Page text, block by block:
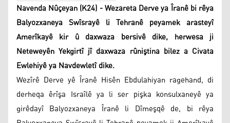
Navenda Nûçeyan (K24) - Wezareta Derve ya Îranê bi rêya
Balyozxaneya Swîsrayê li Tehranê peyamek arasteyî
Amerîkayê kir û daxwaza bersivê dike, herwesa ji
Neteweyên Yekgirtî jî daxwaza rûniştina bilez a Civata
Ewlehiyê ya Navdewletî dike.
Wezîrê Derve yê Îranê Hisên Ebdulahiyan ragehand, di
derheqa êrîşa Israîlê ya li ser pişka konsulxaneyê ya
girêdayî Balyozxaneya Îranê li Dîmeşqê de, bi rêya